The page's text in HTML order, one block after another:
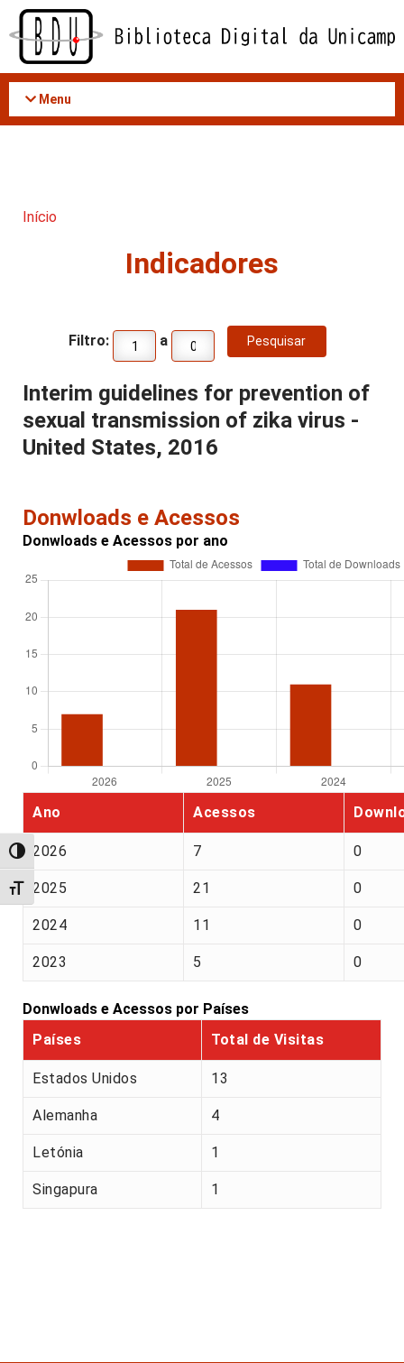
Acessar
conteúdo
Alternar alto contraste
Alternar tamanho da fonte
Menu
Início
Indicadores
Filtro: a
Interim guidelines for prevention of
sexual transmission of zika virus -
United States, 2016
Donwloads e Acessos
Donwloads e Acessos por ano
Ano Acessos
2026 7 0
2025 21 0
2024 11 0
2023 5 0
Donwloads e Acessos por Países
Países
Total de Visitas
Estados Unidos 13
Alemanha 4
Letónia 1
Singapura 1